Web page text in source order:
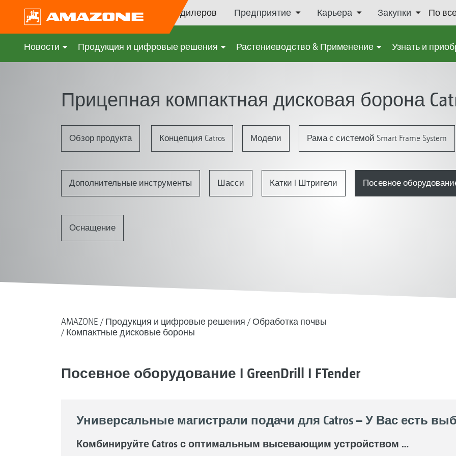
Поиск дилеров Предприятие Карьера Закупки По
Новости Продукция и цифровые решения Растениеводство & Применение Узнать и
Прицепная компактная дисковая борона
Обзор продукта Концепция Catros Модели Рама с системой Smart Frame System
Дополнительные инструменты Шасси Катки I Штригели Посевное
Оснащение
AMAZONE Продукция и цифровые решения
Обработка почвы
Компактные дисковые бороны
Посевное оборудование I GreenDrill I FTender
Универсальные магистрали подачи для Catros – У Вас есть
Комбинируйте Catros с оптимальным высевающим устройством …